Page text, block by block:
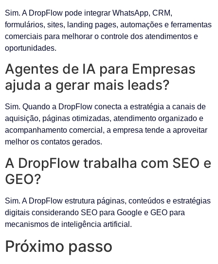
Sim. A DropFlow pode integrar WhatsApp, CRM,
formulários, sites, landing pages, automações e ferramentas
comerciais para melhorar o controle dos atendimentos e
oportunidades.
Agentes de IA para Empresas
ajuda a gerar mais leads?
Sim. Quando a DropFlow conecta a estratégia a canais de
aquisição, páginas otimizadas, atendimento organizado e
acompanhamento comercial, a empresa tende a aproveitar
melhor os contatos gerados.
A DropFlow trabalha com SEO e
GEO?
Sim. A DropFlow estrutura páginas, conteúdos e estratégias
digitais considerando SEO para Google e GEO para
mecanismos de inteligência artificial.
Próximo passo